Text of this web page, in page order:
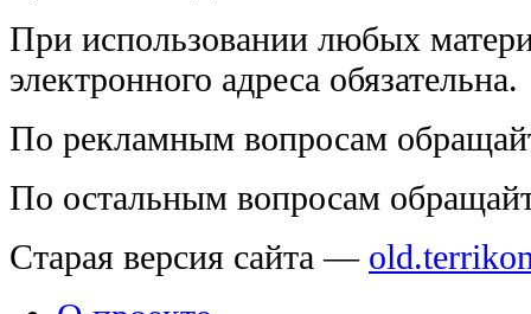
При использовании любых
электронного адреса обязательна.
По рекламным вопросам
По остальным вопросам
Старая версия сайта —